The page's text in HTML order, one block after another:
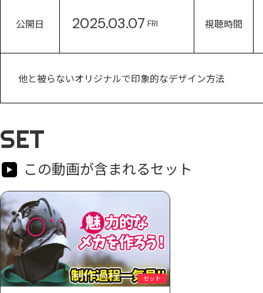
公開日 2025.03.07 FRI 視聴時間
他と被らないオリジナルで印象的なデザイン方法
SET
この動画が含まれるセット
セット